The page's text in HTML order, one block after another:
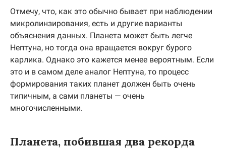
Отмечу, что, как это обычно бывает при наблюдении
микролинзирования, есть и другие варианты
объяснения данных. Планета может быть легче
Нептуна, но тогда она вращается вокруг бурого
карлика. Однако это кажется менее вероятным. Если
это и в самом деле аналог Нептуна, то процесс
формирования таких планет должен быть очень
типичным, а сами планеты — очень
многочисленными.
Планета, побившая два рекорда